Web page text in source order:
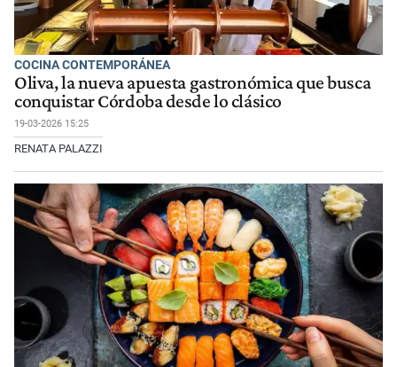
COCINA CONTEMPORÁNEA
Oliva, la nueva apuesta gastronómica que busca
conquistar Córdoba desde lo clásico
19-03-2026 15:25
RENATA PALAZZI